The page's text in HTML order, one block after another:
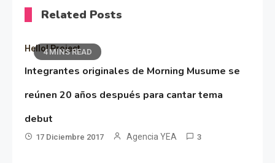
Related Posts
4 MINS READ
Hello! Project
Integrantes originales de Morning Musume se
reúnen 20 años después para cantar tema
debut
17 Diciembre 2017 Agencia YEA 3